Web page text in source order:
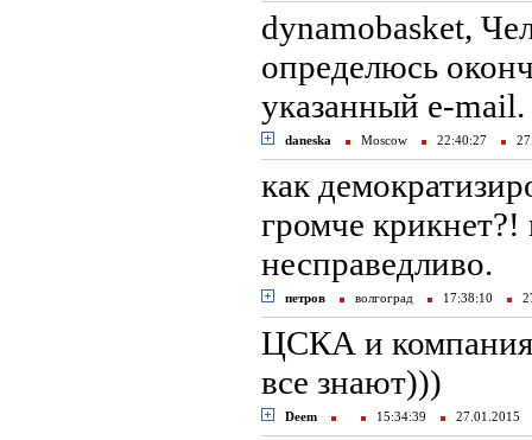
dynamobasket,
определюсь
указанный e-mail.
daneska Moscow 22:40:27
как
громче крикнет?!
несправедливо.
петров волгоград 17:38:10
ЦСКА и компания
все знают)))
Deem 15:34:39 27.01.2015